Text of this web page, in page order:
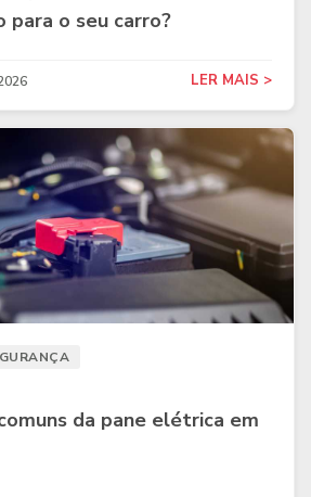
para o seu carro?
LER MAIS >
da pane elétrica em